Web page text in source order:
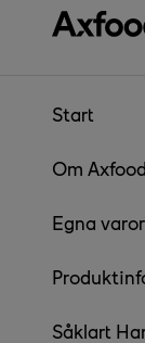
Gå direkt till
Start
Om Axfood
Egna varor
Såklart